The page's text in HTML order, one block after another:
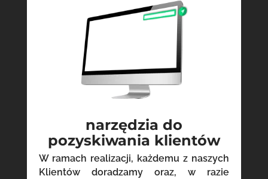
narzędzia do
pozyskiwania klientów
W ramach realizacji, każdemu z naszych
Klientów doradzamy oraz, w razie